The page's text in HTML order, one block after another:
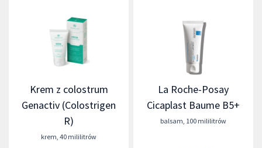
Krem z colostrum
Genactiv (Colostrigen
R)
krem 40 mililitrów
La Roche-Posay
Cicaplast Baume B5+
balsam 100 mililitrów